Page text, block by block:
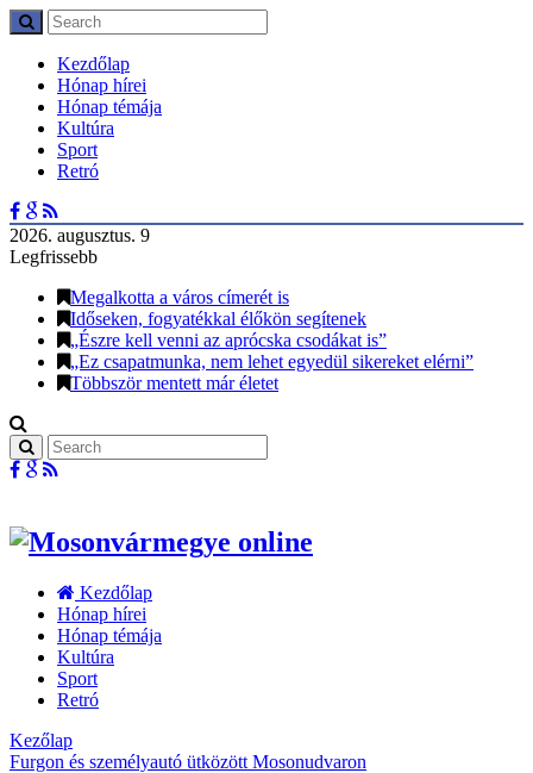
Kezdőlap
Hónap hírei
Hónap témája
Kultúra
Sport
Retró
2026. augusztus. 9
Legfrissebb
Megalkotta a város címerét is
Időseken, fogyatékkal élőkön segítenek
„Észre kell venni az aprócska csodákat is”
„Ez csapatmunka, nem lehet egyedül sikereket elérni”
Többször mentett már életet
Kezdőlap
Hónap hírei
Hónap témája
Kultúra
Sport
Retró
Kezőlap
Furgon és személyautó ütközött Mosonudvaron